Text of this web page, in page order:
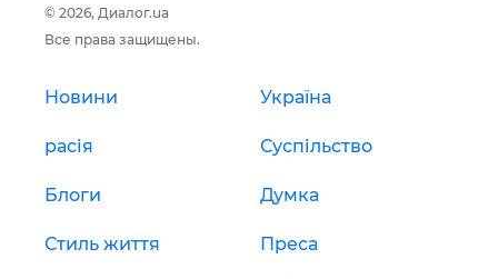
© 2026, Диалог.ua
Все права защищены.
Новини Україна
расія Суспільство
Блоги Думка
Стиль життя Преса